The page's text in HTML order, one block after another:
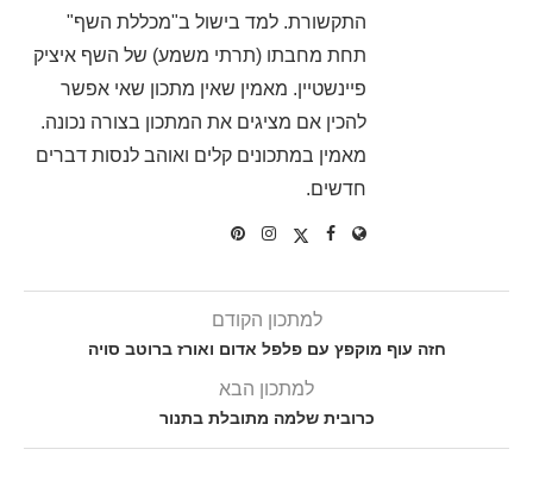
התקשורת. למד בישול ב"מכללת השף"
תחת מחבתו (תרתי משמע) של השף איציק
פיינשטיין. מאמין שאין מתכון שאי אפשר
להכין אם מציגים את המתכון בצורה נכונה.
מאמין במתכונים קלים ואוהב לנסות דברים
חדשים.
למתכון הקודם
חזה עוף מוקפץ עם פלפל אדום ואורז ברוטב סויה
למתכון הבא
כרובית שלמה מתובלת בתנור